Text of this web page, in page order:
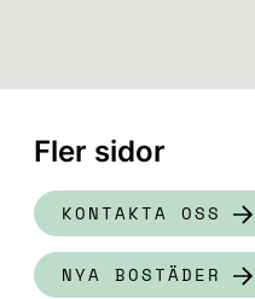
Fler sidor
KONTAKTA OSS
NYA BOSTÄDER